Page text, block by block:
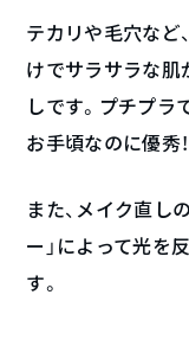
テカリや毛穴など
けでサラサラな肌
しです。プチプ
お手頃なのに優秀！
また、メイク直し
ー」によって光を
す。